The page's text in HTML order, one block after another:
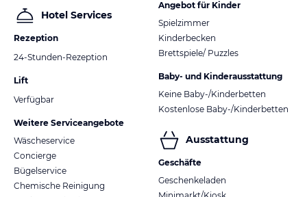
Hotel Services
Rezeption
24-Stunden-Rezeption
Lift
Verfügbar
Weitere Serviceangebote
Wäscheservice
Concierge
Bügelservice
Chemische Reinigung
Angebot für Kinder
Spielzimmer
Kinderbecken
Brettspiele/ Puzzles
Baby- und Kinderausstattung
Keine Baby-/Kinderbetten
Kostenlose Baby-/Kinderbetten
Ausstattung
Geschäfte
Geschenkeladen